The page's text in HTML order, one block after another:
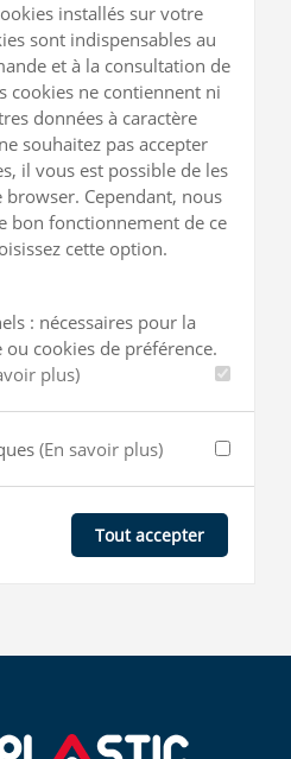
installés sur votre
sont indispensables au
et à la consultation de
cookies ne contiennent ni
données à caractère
souhaitez pas accepter
il vous est possible de les
Cependant, nous
bon fonctionnement de ce
cette option.
: nécessaires pour la
cookies de préférence.
plus)
(En savoir plus)
Tout accepter